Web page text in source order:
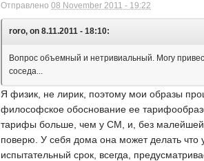
Отправлено08 November 2011 - 19:22
roro, on 8.11.2011 - 18:10:
Вопрос объемный и нетривиальный. Могу
соседа...
Я физик, не лирик, поэтому мои образы
философское обоснование ее
тарифы больше, чем у СМ, и, без малейшей
поверю. У себя дома она может делать что
испытательный срок, всегда,